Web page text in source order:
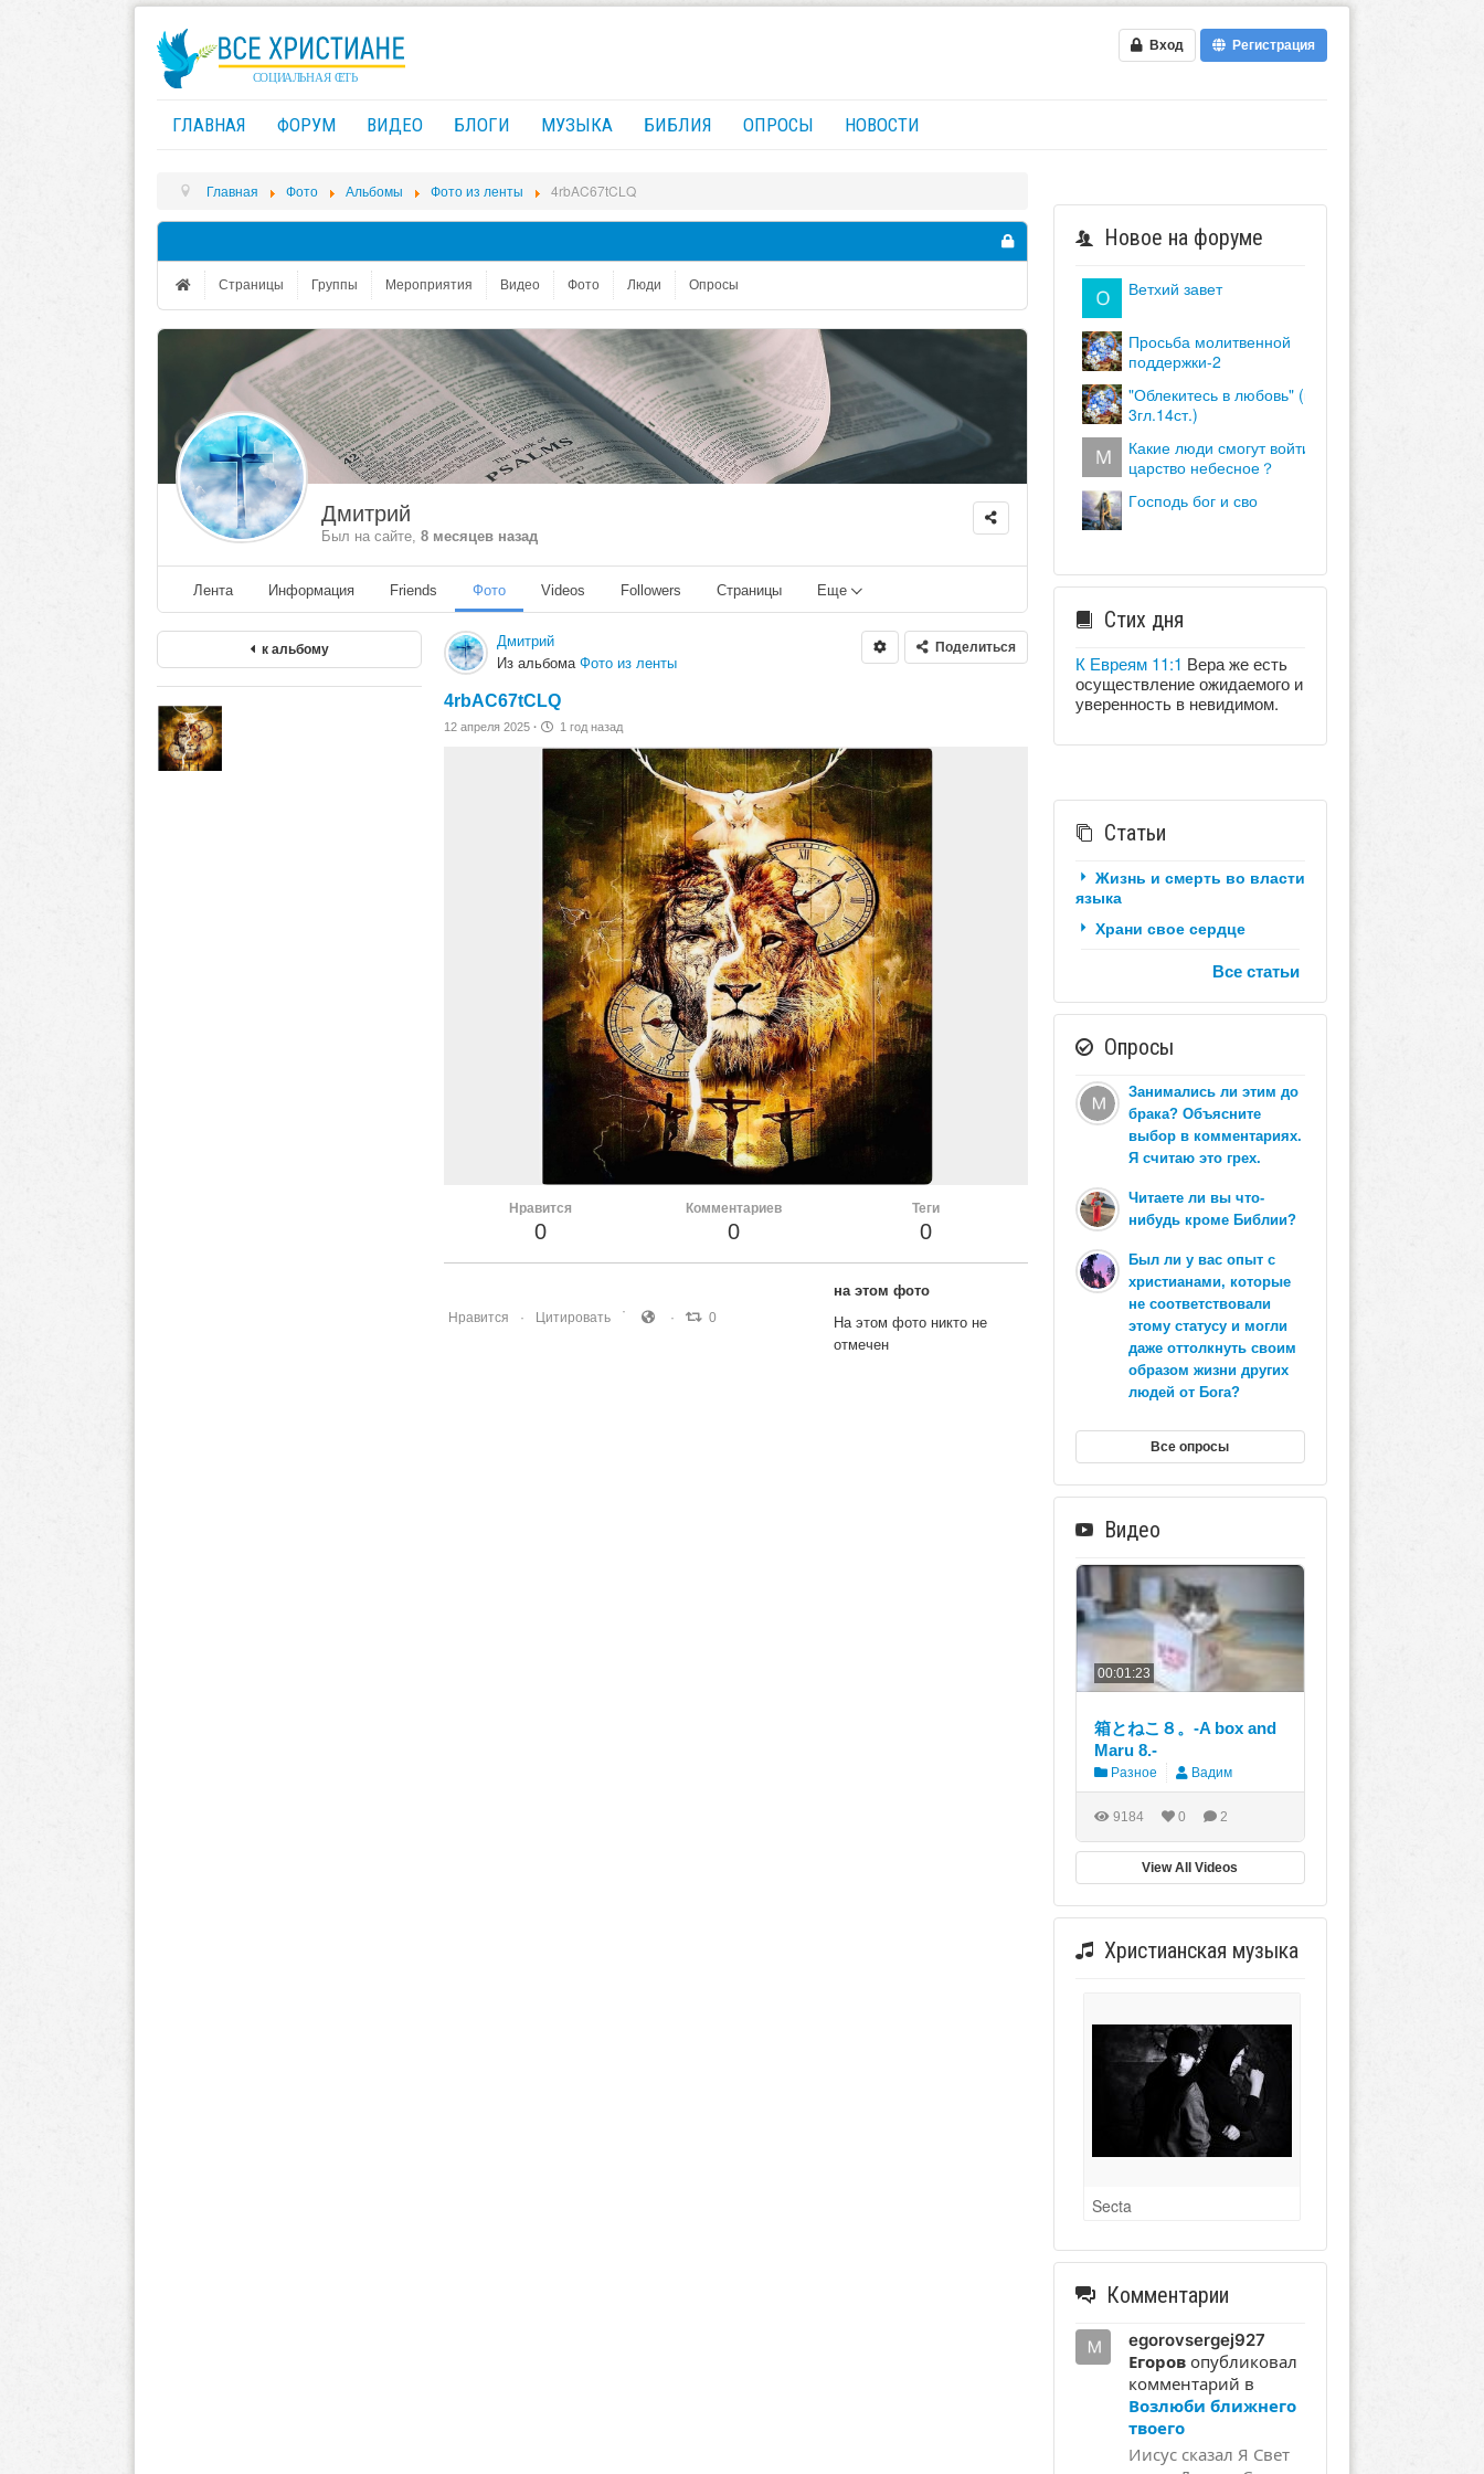
Вход Регистрация
ГЛАВНАЯ ФОРУМ ВИДЕО БЛОГИ МУЗЫКА БИБЛИЯ ОПРОСЫ НОВОСТИ
Главная Фото Альбомы Фото из ленты 4rbAC67tCLQ
Страницы Группы Мероприятия Видео Фото Люди Опросы
Дмитрий
Был на сайте, 8 месяцев назад
Лента Информация Friends Фото Videos Followers Страницы Еще
к альбому
Дмитрий
Из альбома Фото из ленты
Поделиться
4rbAC67tCLQ
12 апреля 2025 · 1 год назад
Нравится
0
Комментариев
0
Теги
0
Нравится Цитировать 0
на этом фото
На этом фото никто не
отмечен
Новое на форуме
ветхий завет
просьба молитвенной
поддержки-2
"облекитесь в любовь" (кол.
3гл.14ст.)
какие люди смогут войти в
царство небесное？
господь бог и сво
Стих дня
К Евреям 11:1 Вера же есть
осуществление ожидаемого и
уверенность в невидимом.
Статьи
Жизнь и смерть во власти
языка
Храни свое сердце
Все статьи
Опросы
Занимались ли этим до
брака? Объясните
выбор в комментариях.
Я считаю это грех.
Читаете ли вы что-
нибудь кроме Библии?
Был ли у вас опыт с
христианами, которые
не соответствовали
этому статусу и могли
даже оттолкнуть своим
образом жизни других
людей от Бога?
Все опросы
Видео
00:01:23
箱とねこ８。-A box and
Maru 8.-
Разное Вадим
9184 0 2
View All Videos
Христианская музыка
Secta
Комментарии
egorovsergej927
Егоровопубликовал
комментарий в
Возлюби ближнего
твоего
Иисус сказал Я Свет